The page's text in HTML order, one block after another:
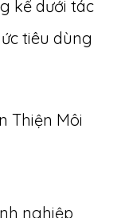
kể dưới tác
tiêu dùng
Thiện Môi
nghiệp